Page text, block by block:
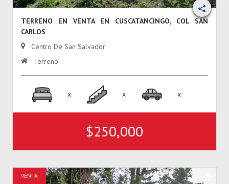
TERRENO EN VENTA EN CUSCATANCINGO, COL SAN
CARLOS
Centro De San Salvador
Terreno
x x x
$250,000
VENTA